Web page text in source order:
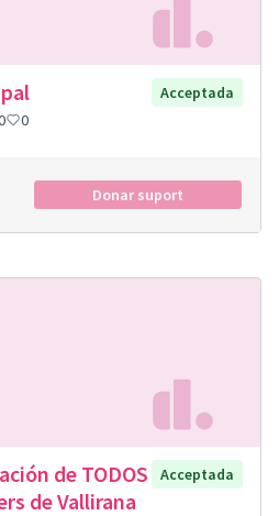
Acceptada
0
Donar suport
de TODOS
de Vallirana
Acceptada